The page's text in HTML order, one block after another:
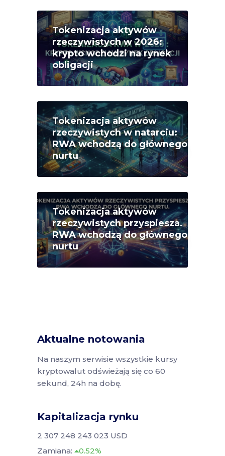
Tokenizacja aktywów
rzeczywistych w 2026:
krypto wchodzi na rynek
obligacji
Tokenizacja aktywów
rzeczywistych w natarciu:
RWA wchodzą do głównego
nurtu
Tokenizacja aktywów
rzeczywistych przyspiesza.
RWA wchodzą do głównego
nurtu
Aktualne notowania
Na naszym serwisie wszystkie kursy
kryptowalut odświeżają się co 60
sekund, 24h na dobę.
Kapitalizacja rynku
2 307 248 243 023 USD
Zamiana:
0.52%